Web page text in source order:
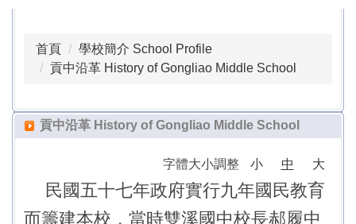
公職人員利益衝突迴避專區 Conflict of Interest
Avoidance Section for Public Officials
校外人士協助教學或活動專區 Special Area for Off-
首頁
學校簡介 School Profile
貢中沿革 History of Gongliao Middle School
貢中沿革 History of Gongliao Middle School
字體大小調整 小 中 大
民國五十七年政府實行九年國民教育
而籌建本校，當時雙溪國中校長郝履中